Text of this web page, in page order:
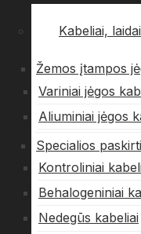
Kabeliai, laidai
Žemos įtampos
Variniai jėgos
Aliuminiai jėgos
Specialios
Kontroliniai
Behalogeniniai
Nedegūs kabeliai